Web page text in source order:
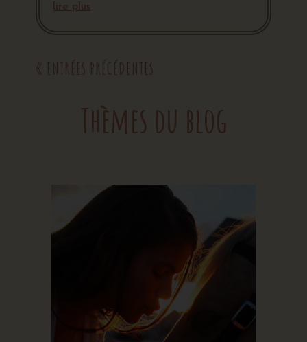
lire plus
« ENTRÉES PRÉCÉDENTES
Thèmes du blog